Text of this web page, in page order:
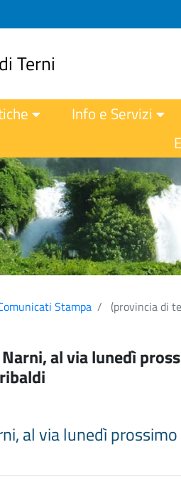
Terni
Info e Servizi
Stampa (provincia di
al via lunedì
al via lunedì